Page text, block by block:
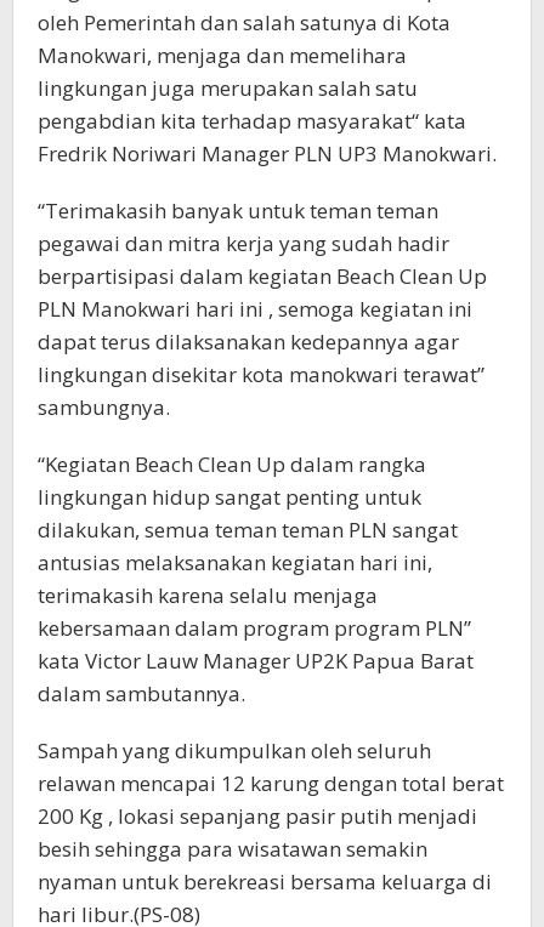
oleh Pemerintah dan salah satunya di Kota
Manokwari, menjaga dan memelihara
lingkungan juga merupakan salah satu
pengabdian kita terhadap masyarakat“ kata
Fredrik Noriwari Manager PLN UP3 Manokwari.
“Terimakasih banyak untuk teman teman
pegawai dan mitra kerja yang sudah hadir
berpartisipasi dalam kegiatan Beach Clean Up
PLN Manokwari hari ini , semoga kegiatan ini
dapat terus dilaksanakan kedepannya agar
lingkungan disekitar kota manokwari terawat”
sambungnya.
“Kegiatan Beach Clean Up dalam rangka
lingkungan hidup sangat penting untuk
dilakukan, semua teman teman PLN sangat
antusias melaksanakan kegiatan hari ini,
terimakasih karena selalu menjaga
kebersamaan dalam program program PLN”
kata Victor Lauw Manager UP2K Papua Barat
dalam sambutannya.
Sampah yang dikumpulkan oleh seluruh
relawan mencapai 12 karung dengan total berat
200 Kg , lokasi sepanjang pasir putih menjadi
besih sehingga para wisatawan semakin
nyaman untuk berekreasi bersama keluarga di
hari libur.(PS-08)